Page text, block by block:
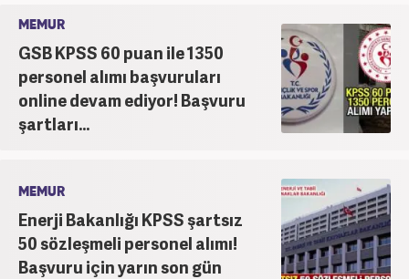
MEMUR
GSB KPSS 60 puan ile 1350
personel alımı başvuruları
online devam ediyor! Başvuru
şartları...
MEMUR
Enerji Bakanlığı KPSS şartsız
50 sözleşmeli personel alımı!
Başvuru için yarın son gün